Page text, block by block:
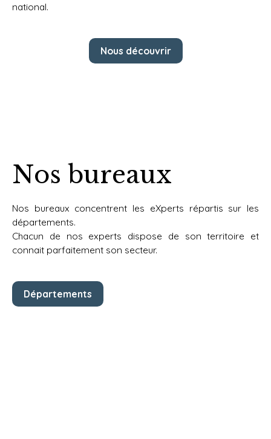
national.
Nous découvrir
Nos bureaux
Nos bureaux concentrent les eXperts répartis sur les
départements.
Chacun de nos experts dispose de son territoire et
connait parfaitement son secteur.
Départements